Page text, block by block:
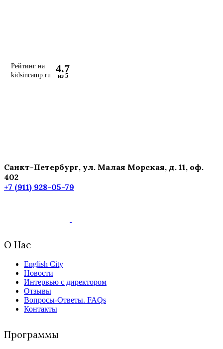
Рейтинг на
kidsincamp.ru
4.7
из 5
Санкт-Петербург, ул. Малая Морская, д. 11, оф.
402
+7 (911) 928-05-79
О Нас
English City
Новости
Интервью с директором
Отзывы
Вопросы-Ответы. FAQs
Контакты
Программы